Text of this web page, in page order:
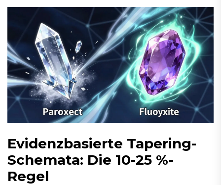
Evidenzbasierte Tapering-
Schemata: Die 10-25 %-
Regel